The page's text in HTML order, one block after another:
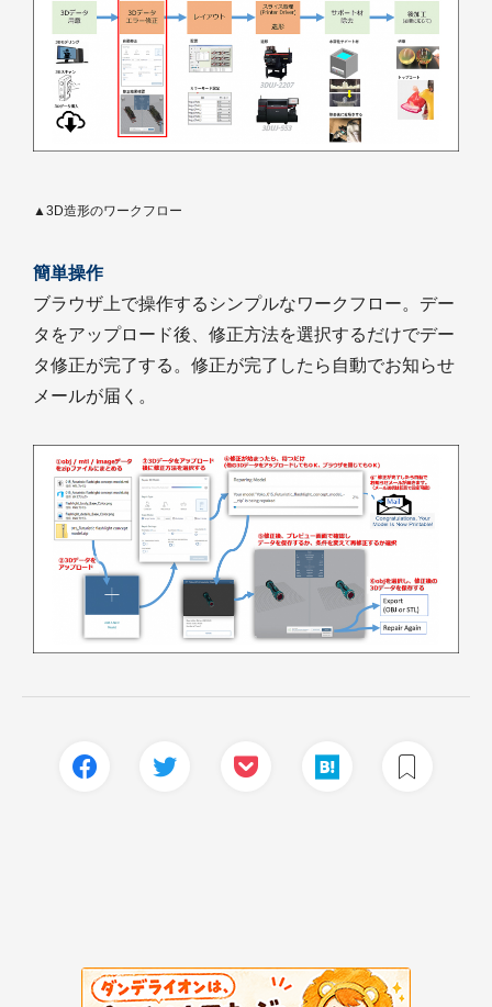
▲3D造形のワークフロー
簡単操作
ブラウザ上で操作するシンプルなワークフロー。デー
タをアップロード後、修正方法を選択するだけでデー
タ修正が完了する。修正が完了したら自動でお知らせ
メールが届く。